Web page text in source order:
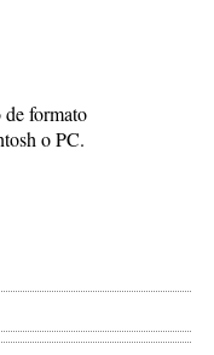
formato
o PC.